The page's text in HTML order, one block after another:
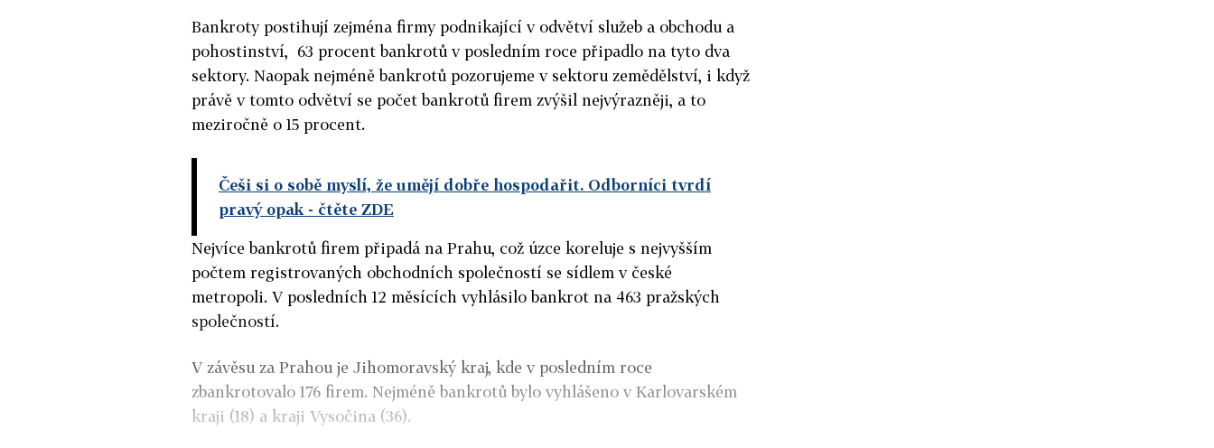
Bankroty postihují zejména firmy podnikající v odvětví služeb a obchodu a
pohostinství, 63 procent bankrotů v posledním roce připadlo na tyto dva
sektory. Naopak nejméně bankrotů pozorujeme v sektoru zemědělství, i když
právě v tomto odvětví se počet bankrotů firem zvýšil nejvýrazněji, a to
meziročně o 15 procent.
Češi si o sobě myslí, že umějí dobře hospodařit. Odborníci tvrdí
pravý opak - čtěte ZDE
Nejvíce bankrotů firem připadá na Prahu, což úzce koreluje s nejvyšším
počtem registrovaných obchodních společností se sídlem v české
metropoli. V posledních 12 měsících vyhlásilo bankrot na 463 pražských
společností.
V závěsu za Prahou je Jihomoravský kraj, kde v posledním roce
zbankrotovalo 176 firem. Nejméně bankrotů bylo vyhlášeno v Karlovarském
kraji (18) a kraji Vysočina (36).